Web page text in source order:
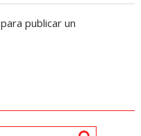
para publicar un